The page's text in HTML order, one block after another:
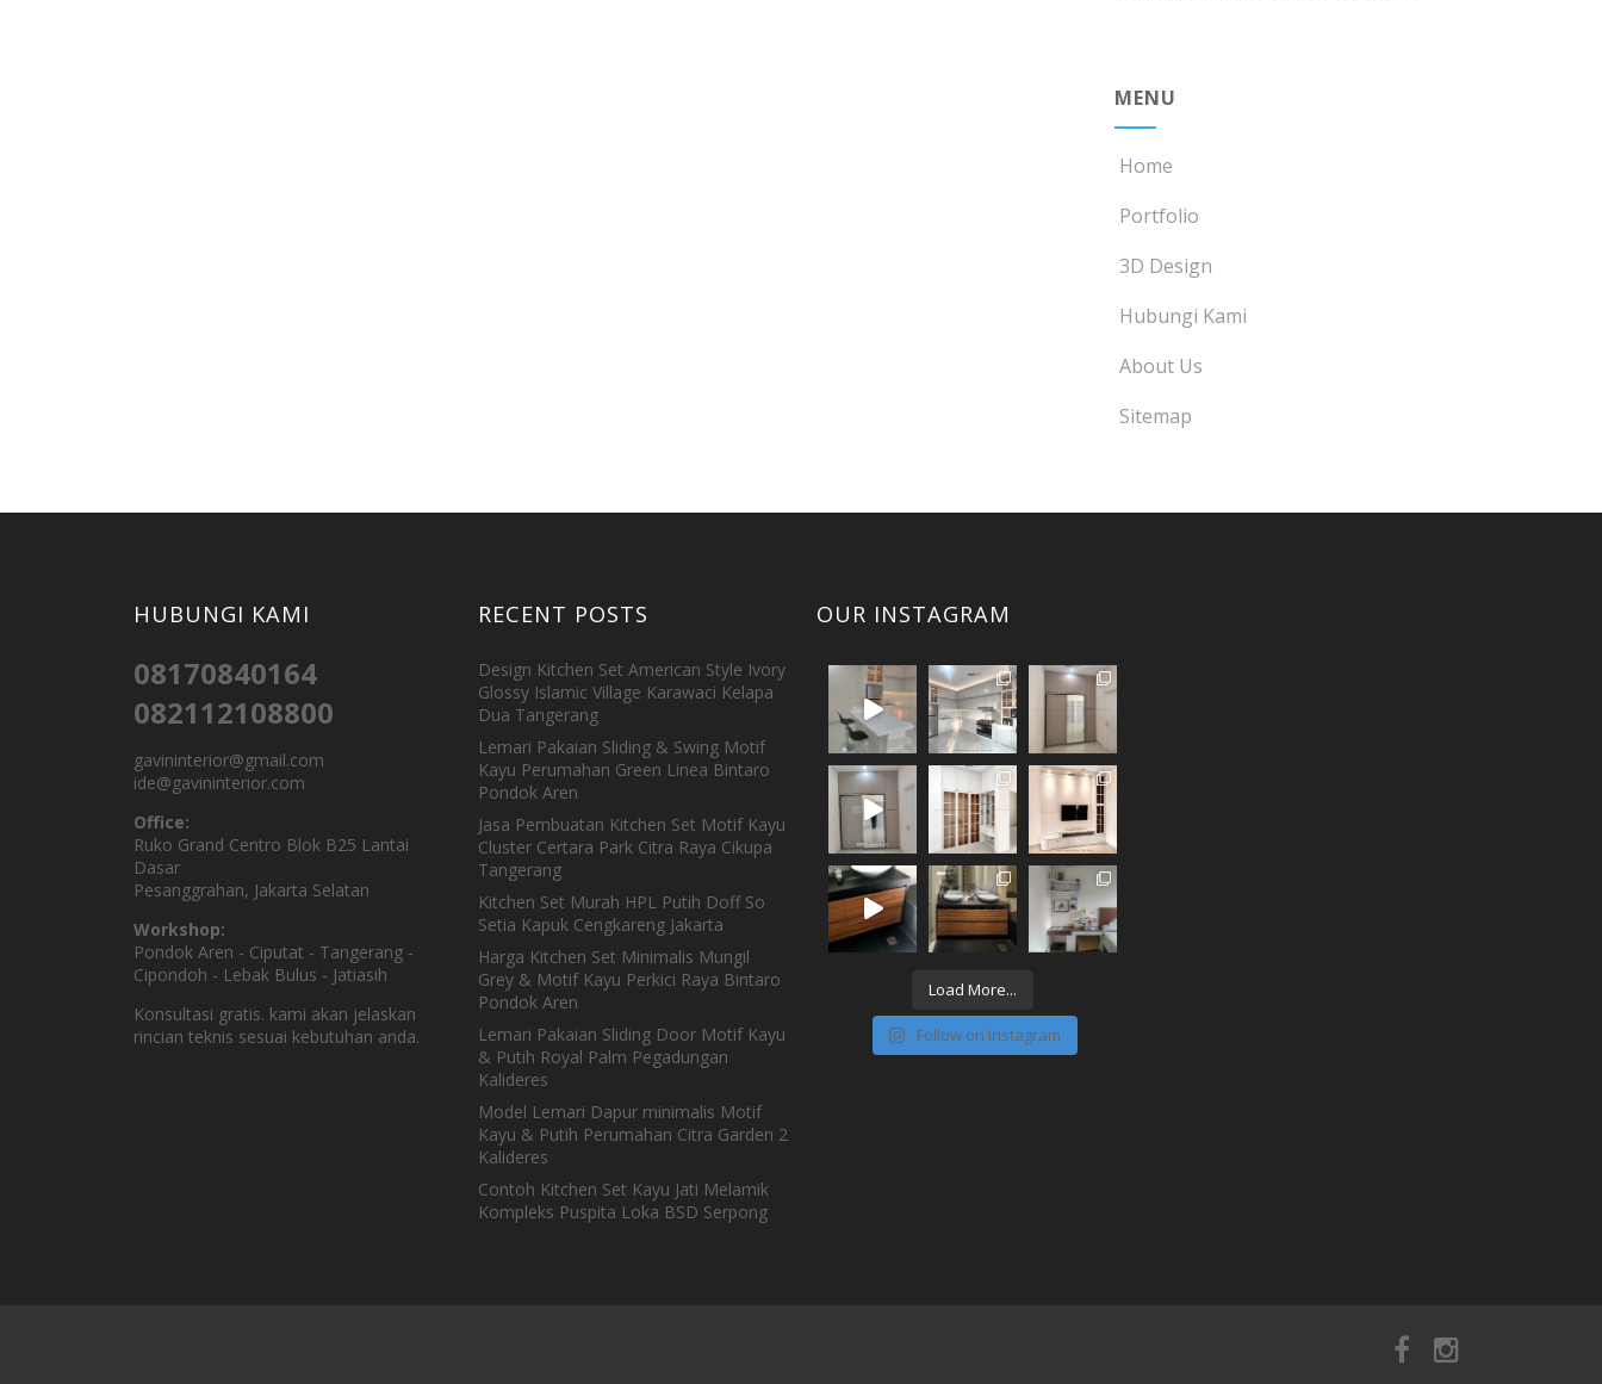
MENU
Home
Portfolio
3D Design
Hubungi Kami
About Us
Sitemap
HUBUNGI KAMI
08170840164
082112108800
gavininterior@gmail.com
ide@gavininterior.com
Office:
Ruko Grand Centro Blok B25 Lantai
Dasar
Pesanggrahan, Jakarta Selatan
Workshop:
Pondok Aren - Ciputat - Tangerang -
Cipondoh - Lebak Bulus - Jatiasih
Konsultasi gratis. kami akan jelaskan
rincian teknis sesuai kebutuhan anda.
RECENT POSTS
Design Kitchen Set American Style Ivory
Glossy Islamic Village Karawaci Kelapa
Dua Tangerang
Lemari Pakaian Sliding & Swing Motif
Kayu Perumahan Green Linea Bintaro
Pondok Aren
Jasa Pembuatan Kitchen Set Motif Kayu
Cluster Certara Park Citra Raya Cikupa
Tangerang
Kitchen Set Murah HPL Putih Doff So
Setia Kapuk Cengkareng Jakarta
Harga Kitchen Set Minimalis Mungil
Grey & Motif Kayu Perkici Raya Bintaro
Pondok Aren
Lemari Pakaian Sliding Door Motif Kayu
& Putih Royal Palm Pegadungan
Kalideres
Model Lemari Dapur minimalis Motif
Kayu & Putih Perumahan Citra Garden 2
Kalideres
Contoh Kitchen Set Kayu Jati Melamik
Kompleks Puspita Loka BSD Serpong
OUR INSTAGRAM
Load More...
Follow on Instagram